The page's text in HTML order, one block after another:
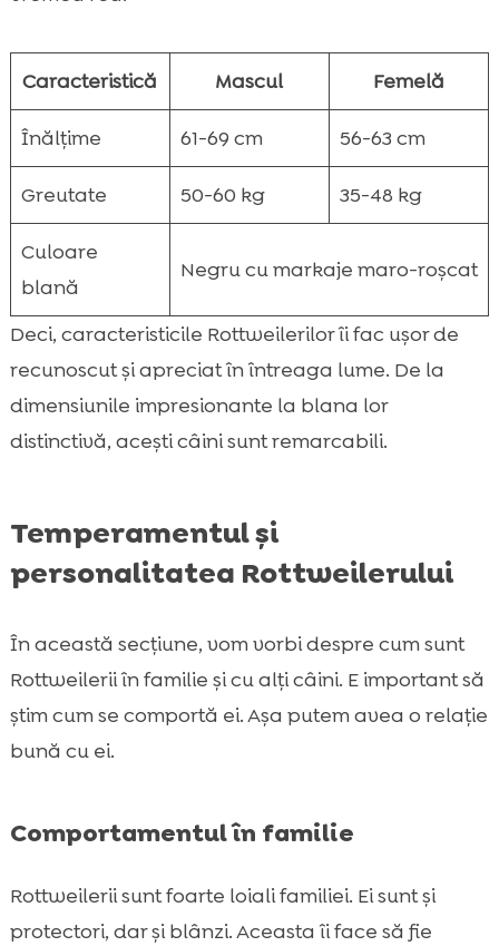
Caracteristică Mascul Femelă
Înălțime 61-69 cm 56-63 cm
Greutate 50-60 kg 35-48 kg
Culoare
blană
Negru cu markaje maro-roșcat
Deci, caracteristicile Rottweilerilor îi fac ușor de
recunoscut și apreciat în întreaga lume. De la
dimensiunile impresionante la blana lor
distinctivă, acești câini sunt remarcabili.
Temperamentul și
personalitatea Rottweilerului
În această secțiune, vom vorbi despre cum sunt
Rottweilerii în familie și cu alți câini. E important să
știm cum se comportă ei. Așa putem avea o relație
bună cu ei.
Comportamentul în familie
Rottweilerii sunt foarte loiali familiei. Ei sunt și
protectori, dar și blânzi. Aceasta îi face să fie